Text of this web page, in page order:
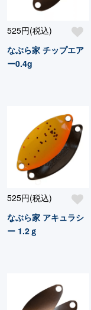
525円(税込)
なぶら家 チップエア
ー0.4g
525円(税込)
なぶら家 アキュラシ
ー 1.2ｇ